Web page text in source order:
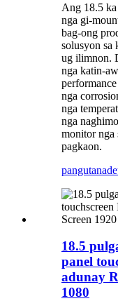
Ang 18.5
nga gi-
bag-ong
solusyon sa
ug ilimnon.
nga katin-
nga
nga
nga
monitor nga
pagkaon.
pangutana
18.5
panel
adunay
1080